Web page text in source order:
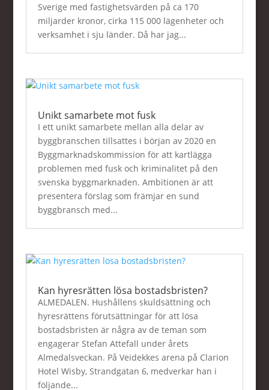
Sverige med fastighetsvärden på ca 170
miljarder kronor, cirka 115 000 lägenheter och
verksamhet i sju länder. Då har jag...
Unikt samarbete mot fusk
I ett unikt samarbete mellan alla delar av
byggbranschen tillsattes i början av 2020 en
Byggmarknadskommission för att kartlägga
problemen med fusk och kriminalitet på den
svenska byggmarknaden. Ambitionen är att
presentera förslag som främjar en sund
byggbransch med...
Kan hyresrätten lösa bostadsbristen?
ALMEDALEN. Hushållens skuldsättning och
hyresrättens förutsättningar för att lösa
bostadsbristen är några av de teman som
engagerar Stefan Attefall under årets
Almedalsveckan. På Veidekkes arena på Clarion
Hotel Wisby, Strandgatan 6, medverkar han i
följande...